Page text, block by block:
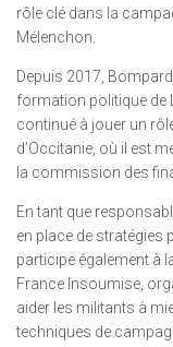
rôle clé dans la
Mélenchon.
Depuis 2017,
formation politique de
continué à jouer un
d’Occitanie, où il est
la commission des
En tant que
en place de stratégies
participe également à
France Insoumise,
aider les militants à
techniques de